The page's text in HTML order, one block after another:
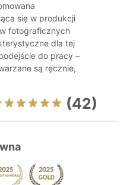
się w produkcji
fotograficznych
dla tej
do pracy –
są ręcznie,
(42)